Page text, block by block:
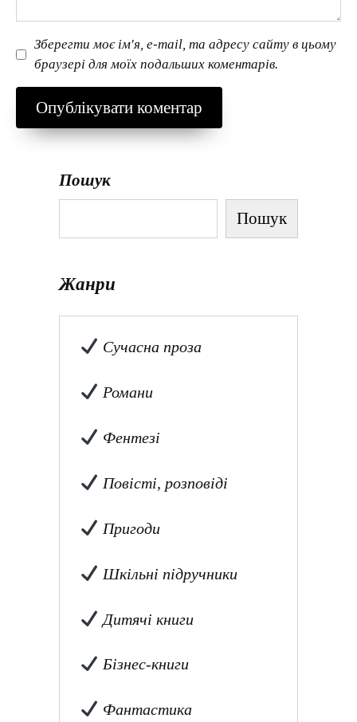
Зберегти моє ім'я, e-mail, та адресу сайту в цьому
браузері для моїх подальших коментарів.
Пошук
Пошук
Жанри
Сучасна проза
Романи
Фентезі
Повісті, розповіді
Пригоди
Шкільні підручники
Дитячі книги
Бізнес-книги
Фантастика